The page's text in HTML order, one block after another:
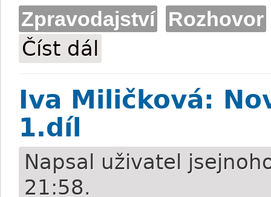
Zpravodajství Rozhovor
Číst dál
Iva Miličková:
1.díl
Napsal uživatel
21:58.